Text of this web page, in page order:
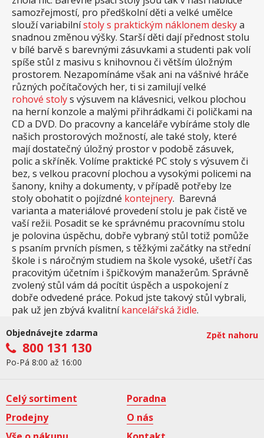
samozřejmostí, pro předškolní děti a velké umělce
slouží variabilnístoly s praktickým náklonem deskya
snadnou změnou výšky. Starší děti dají přednost stolu
v bílé barvě s barevnými zásuvkami a studenti pak volí
spíše stůl z masivu s knihovnou či větším úložným
prostorem. Nezapomínáme však ani na vášnivé hráče
různých počítačových her, ti si zamilují velké
rohové stolys výsuvem na klávesnici, velkou plochou
na herní konzole a malými přihrádkami či poličkami na
CD a DVD. Do pracovny a kanceláře vybíráme stoly dle
našich prostorových možností, ale také stoly, které
mají dostatečný úložný prostor v podobě zásuvek,
polic a skříněk. Volíme praktické PC stoly s výsuvem či
bez, s velkou pracovní plochou a vysokými policemi na
šanony, knihy a dokumenty, v případě potřeby lze
stoly obohatit o pojízdné kontejnery. Barevná
varianta a materiálové provedení stolu je pak čistě ve
vaší režii. Posadit se ke správnému pracovnímu stolu
je polovina úspěchu, dobře vybraný stůl totiž pomůže
s psaním prvních písmen, s těžkými začátky na střední
škole i s náročným studiem na škole vysoké, ušetří čas
pracovitým účetním i špičkovým manažerům. Správně
zvolený stůl vám dá pocítit úspěch a uspokojení z
dobře odvedené práce. Pokud jste takový stůl vybrali,
pak už jen zbývá kvalitníkancelářská židle.
Objednávejte zdarma
800 131 130
Po-Pá 8:00 až 16:00
Zpět nahoru
Celý sortiment
Poradna
Prodejny
O nás